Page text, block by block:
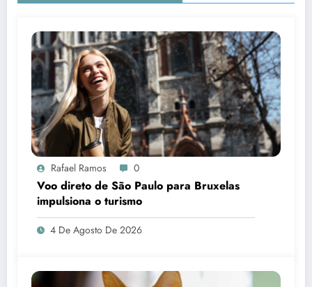
Rafael Ramos 0
Voo direto de São Paulo para Bruxelas
impulsiona o turismo
4 De Agosto De 2026